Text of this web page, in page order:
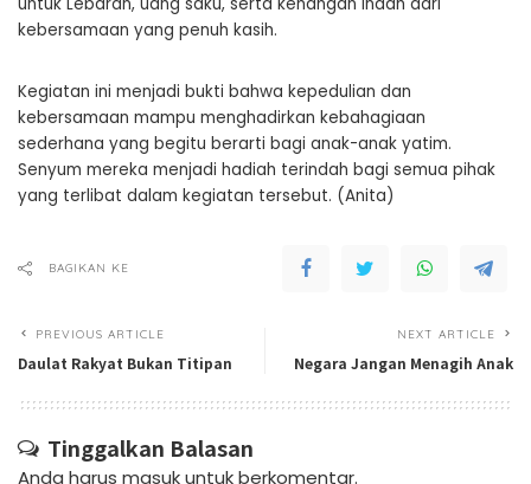
kebersamaan yang penuh kasih.
Kegiatan ini menjadi bukti bahwa kepedulian dan
kebersamaan mampu menghadirkan kebahagiaan
sederhana yang begitu berarti bagi anak-anak yatim.
Senyum mereka menjadi hadiah terindah bagi semua pihak
yang terlibat dalam kegiatan tersebut. (Anita)
BAGIKAN KE
PREVIOUS ARTICLE
Daulat Rakyat Bukan Titipan
NEXT ARTICLE
Negara Jangan Menagih Anak
Tinggalkan Balasan
Anda harus masukuntuk berkomentar.